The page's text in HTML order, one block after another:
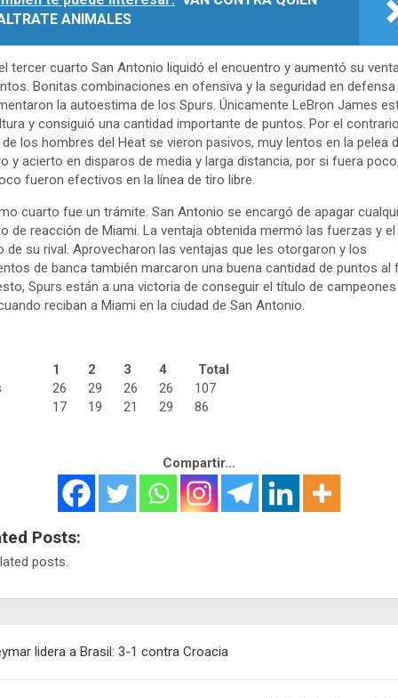
ANIMALES
tercer cuarto San Antonio liquidó el encuentro y aumentó su
Bonitas combinaciones en ofensiva y la seguridad en defensa
la autoestima de los Spurs. Únicamente LeBron James
y consiguió una cantidad importante de puntos. Por el
los hombres del Heat se vieron pasivos, muy lentos en la pelea
y acierto en disparos de media y larga distancia, por si fuera
fueron efectivos en la línea de tiro libre.
cuarto fue un trámite. San Antonio se encargó de apagar
de reacción de Miami. La ventaja obtenida mermó las fuerzas y el
de su rival. Aprovecharon las ventajas que les otorgaron y los
de banca también marcaron una buena cantidad de puntos al
Spurs están a una victoria de conseguir el título de
reciban a Miami en la ciudad de San Antonio.
1 2 3 4
Total
26 29 26 26
107
17
19 21 29 86
Compartir...
Posts:
posts.
lidera a Brasil: 3-1 contra Croacia